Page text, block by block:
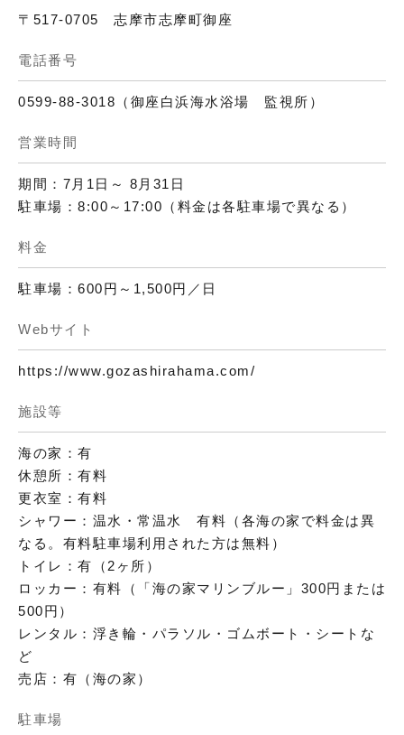
〒517-0705 志摩市志摩町御座
電話番号
0599-88-3018（御座白浜海水浴場 監視所）
営業時間
期間：7月1日～ 8月31日
駐車場：8:00～17:00（料金は各駐車場で異なる）
料金
駐車場：600円～1,500円／日
Webサイト
https://www.gozashirahama.com/
施設等
海の家：有
休憩所：有料
更衣室：有料
シャワー：温水・常温水 有料（各海の家で料金は異
なる。有料駐車場利用された方は無料）
トイレ：有（2ヶ所）
ロッカー：有料（「海の家マリンブルー」300円または
500円）
レンタル：浮き輪・パラソル・ゴムボート・シートな
ど
売店：有（海の家）
駐車場